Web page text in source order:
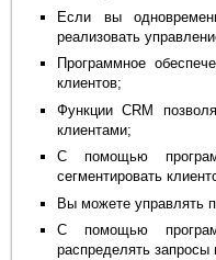
Если вы
реализовать
Программное
клиентов;
Функции CRM
клиентами;
С помощью
сегментировать
Вы можете управлять
С помощью
распределять запросы